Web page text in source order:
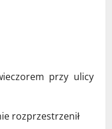
przy ulicy
rozprzestrzenił